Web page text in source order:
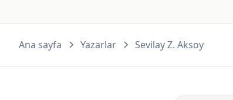
Ana sayfa Yazarlar Sevilay Z. Aksoy